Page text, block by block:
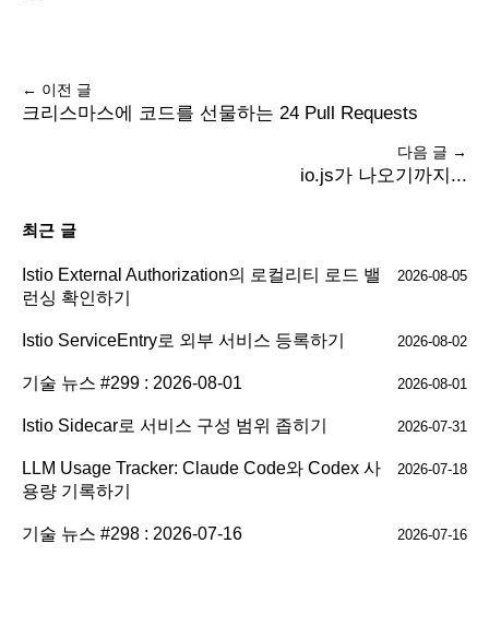
← 이전 글
크리스마스에 코드를 선물하는 24 Pull Requests
다음 글 →
io.js가 나오기까지...
최근 글
Istio External Authorization의 로컬리티 로드 밸
런싱 확인하기
2026-08-05
Istio ServiceEntry로 외부 서비스 등록하기 2026-08-02
기술 뉴스 #299 : 2026-08-01 2026-08-01
Istio Sidecar로 서비스 구성 범위 좁히기 2026-07-31
LLM Usage Tracker: Claude Code와 Codex 사
용량 기록하기
2026-07-18
기술 뉴스 #298 : 2026-07-16 2026-07-16